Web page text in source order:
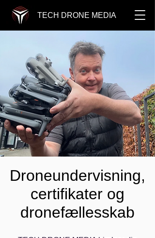
TECH DRONE MEDIA
Droneundervisning,
certifikater og
dronefællesskab